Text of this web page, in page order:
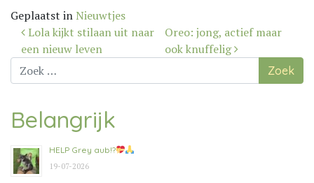
Geplaatst in Nieuwtjes
Bericht
navigatie
Lola kijkt stilaan uit naar
een nieuw leven
Oreo: jong, actief maar
ook knuffelig
Zoek
naar:
Belangrijk
HELP Grey aub!?
19-07-2026